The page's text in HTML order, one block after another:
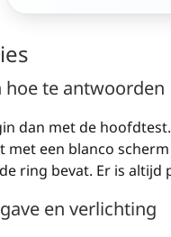
hoe te antwoorden
dan met de
met een blanco
ring bevat. Er is altijd
en verlichting